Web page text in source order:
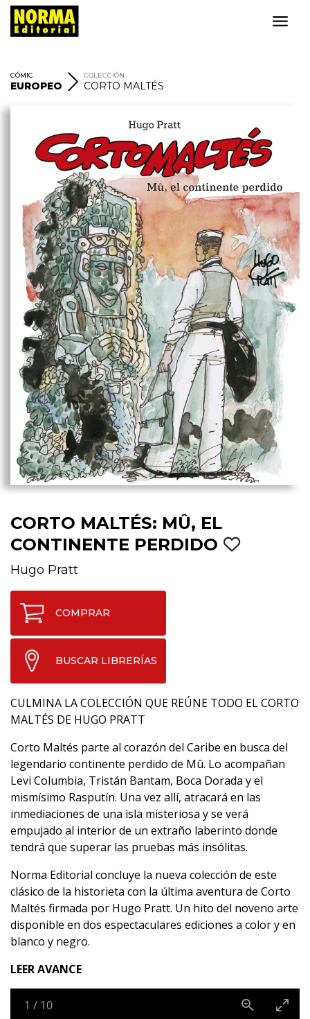
CÓMIC
EUROPEO
COLECCIÓN
CORTO MALTÉS
CORTO MALTÉS: MÛ, EL
CONTINENTE PERDIDO
Hugo Pratt
COMPRAR
BUSCAR LIBRERÍAS
CULMINA LA COLECCIÓN QUE REÚNE TODO EL CORTO
MALTÉS DE HUGO PRATT
Corto Maltés parte al corazón del Caribe en busca del
legendario continente perdido de Mû. Lo acompañan
Levi Columbia, Tristán Bantam, Boca Dorada y el
mismísimo Rasputín. Una vez allí, atracará en las
inmediaciones de una isla misteriosa y se verá
empujado al interior de un extraño laberinto donde
tendrá que superar las pruebas más insólitas.
Norma Editorial concluye la nueva colección de este
clásico de la historieta con la última aventura de Corto
Maltés firmada por Hugo Pratt. Un hito del noveno arte
disponible en dos espectaculares ediciones a color y en
blanco y negro.
LEER AVANCE
1 / 10